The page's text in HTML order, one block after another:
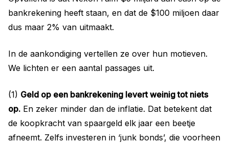
bankrekening heeft staan, en dat de $100 miljoen daar
dus maar 2% van uitmaakt.
In de aankondiging vertellen ze over hun motieven.
We lichten er een aantal passages uit.
(1) Geld op een bankrekening levert weinig tot niets
op. En zeker minder dan de inflatie. Dat betekent dat
de koopkracht van spaargeld elk jaar een beetje
afneemt. Zelfs investeren in ‘junk bonds’, die voorheen